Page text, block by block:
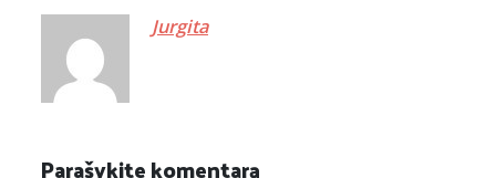
Jurgita
Parašykite komentarą